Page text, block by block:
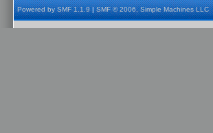
Powered by SMF 1.1.9|SMF © 2006, Simple Machines LLC